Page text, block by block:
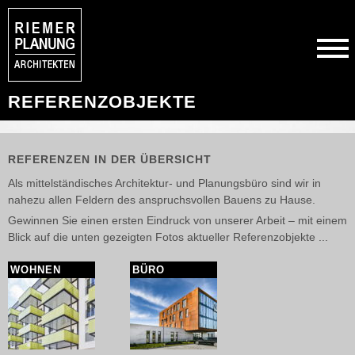
REFERENZOBJEKTE
REFERENZEN IN DER ÜBERSICHT
Als mittelständisches Architektur- und Planungsbüro sind wir in
nahezu allen Feldern des anspruchsvollen Bauens zu Hause.
Gewinnen Sie einen ersten Eindruck von unserer Arbeit – mit einem
Blick auf die unten gezeigten Fotos aktueller Referenzobjekte ...
WOHNEN BÜRO